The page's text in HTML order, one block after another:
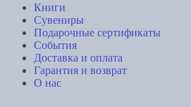
Книги
Сувениры
Подарочные сертификаты
События
Доставка и оплата
Гарантия и возврат
О нас